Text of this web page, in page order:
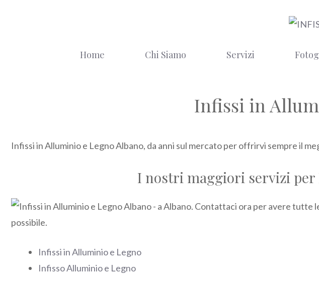
Home Chi Siamo Servizi
Infissi in
Infissi in Alluminio e Legno Albano, da anni sul mercato per offrirvi sempre il
I nostri maggiori servizi
Infissi in Alluminio e Legno
Infisso Alluminio e Legno